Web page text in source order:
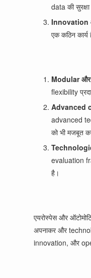
data की
Innovation
एक कठिन
Modular
flexibility
Advanced
advanced
को भी मजबूत
evaluation
है।
एयरोस्पेस और
अपनाकर और
innovation, और